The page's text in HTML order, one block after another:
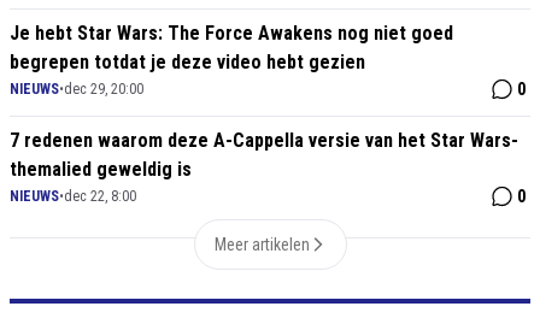
Je hebt Star Wars: The Force Awakens nog niet goed
begrepen totdat je deze video hebt gezien
NIEUWS•dec 29, 20:00 0
7 redenen waarom deze A-Cappella versie van het Star Wars-
themalied geweldig is
NIEUWS•dec 22, 8:00 0
Meer artikelen